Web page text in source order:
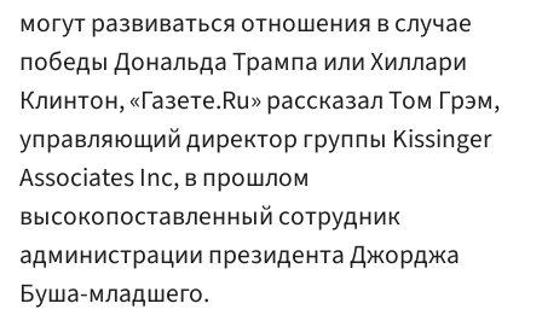
могут развиваться отношения в случае
победы Дональда Трампа или Хиллари
Клинтон, «Газете.Ru» рассказал Том Грэм,
управляющий директор группы Kissinger
Associates Inc, в прошлом
высокопоставленный сотрудник
администрации президента Джорджа
Буша-младшего.